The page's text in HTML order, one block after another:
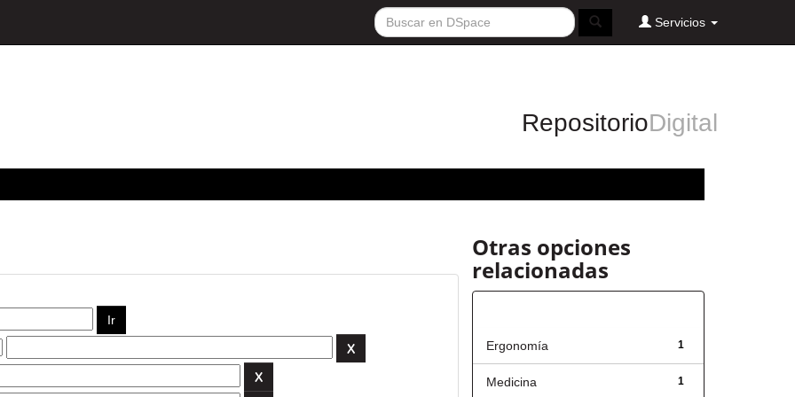
Servicios
RepositorioDigital
Otras opciones
relacionadas
1
Ergonomía
1
Medicina